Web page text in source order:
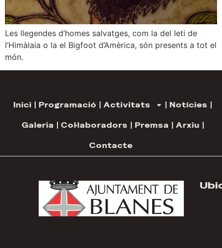
Les llegendes d’homes salvatges, com la del Ieti de
l’Himàlaia o la el Bigfoot d’Amèrica, són presents a tot el
món.
Inici Programació Activitats Notícies
Galeria Col·laboradors Premsa Arxiu
Contacte